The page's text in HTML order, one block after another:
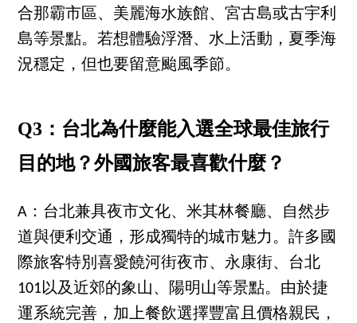
合那霸市區、美麗海水族館、宮古島或古宇利
島等景點。若想體驗浮潛、水上活動，夏季海
況穩定，但也要留意颱風季節。
Q3：台北為什麼能入選全球最佳旅行
目的地？外國旅客最喜歡什麼？
A：台北兼具夜市文化、米其林餐廳、自然步
道與便利交通，形成獨特的城市魅力。許多國
際旅客特別喜愛饒河街夜市、永康街、台北
101以及近郊的象山、陽明山等景點。由於捷
運系統完善，加上餐飲選擇豐富且價格親民，